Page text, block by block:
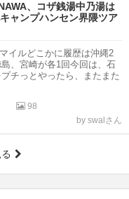
、コザ銭湯中乃湯は
ャンプハンセン界隈ツア
イルどこかに履歴は沖縄2
、宮崎が各1回今回は、石
チっとやったら、またまた
98
by swalさん